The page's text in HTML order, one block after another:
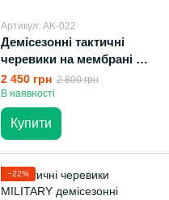
Артикул: AK-022
Демісезонні тактичні
черевики на мембрані AK
Lowa GTX Mid (MTP)
військове шкіряне взуття
демі
2 450 грн 2 800 грн
В наявності
Купити
−22%